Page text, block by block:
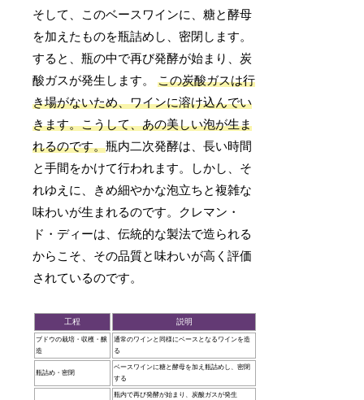
そして、このベースワインに、糖と酵母
を加えたものを瓶詰めし、密閉します。
すると、瓶の中で再び発酵が始まり、炭
酸ガスが発生します。この炭酸ガスは行
き場がないため、ワインに溶け込んでい
きます。こうして、あの美しい泡が生ま
れるのです。瓶内二次発酵は、長い時間
と手間をかけて行われます。しかし、そ
れゆえに、きめ細やかな泡立ちと複雑な
味わいが生まれるのです。クレマン・
ド・ディーは、伝統的な製法で造られる
からこそ、その品質と味わいが高く評価
されているのです。
工程 説明
ブドウの栽培・収穫・醸
造
通常のワインと同様にベースとなるワインを造
る
瓶詰め・密閉
ベースワインに糖と酵母を加え瓶詰めし、密閉
する
瓶内で再び発酵が始まり、炭酸ガスが発生